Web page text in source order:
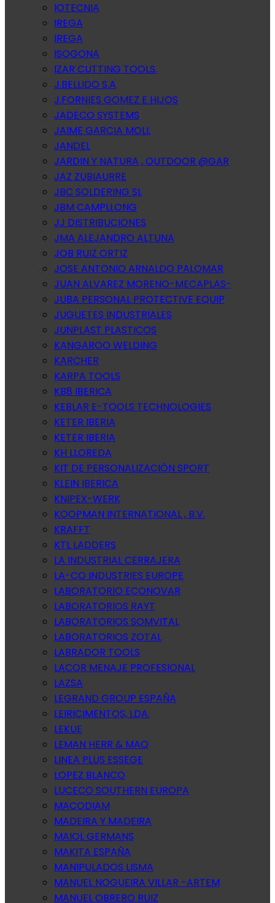
IOTECNIA
IREGA
IREGA
ISOGONA
IZAR CUTTING TOOLS.
J.BELLIDO S.A
J.FORNIES GOMEZ E HIJOS
JADECO SYSTEMS
JAIME GARCIA MOLL
JANDEL
JARDIN Y NATURA , OUTDOOR @GAR
JAZ ZUBIAURRE
JBC SOLDERING SL
JBM CAMPLLONG
JJ DISTRIBUCIONES
JMA ALEJANDRO ALTUNA
JOB RUIZ ORTIZ
JOSE ANTONIO ARNALDO PALOMAR
JUAN ALVAREZ MORENO-MECAPLAS-
JUBA PERSONAL PROTECTIVE EQUIP
JUGUETES INDUSTRIALES
JUNPLAST PLASTICOS
KANGAROO WELDING
KARCHER
KARPA TOOLS
KB8 IBERICA
KEBLAR E-TOOLS TECHNOLOGIES
KETER IBERIA
KETER IBERIA
KH LLOREDA
KIT DE PERSONALIZACIÓN SPORT
KLEIN IBERICA
KNIPEX-WERK
KOOPMAN INTERNATIONAL , B.V.
KRAFFT
KTL LADDERS
LA INDUSTRIAL CERRAJERA
LA-CO INDUSTRIES EUROPE
LABORATORIO ECONOVAR
LABORATORIOS RAYT
LABORATORIOS SOMVITAL
LABORATORIOS ZOTAL
LABRADOR TOOLS
LACOR MENAJE PROFESIONAL
LAZSA
LEGRAND GROUP ESPAÑA
LEIRICIMENTOS, LDA.
LEKUE
LEMAN HERR & MAQ
LINEA PLUS ESSEGE
LOPEZ BLANCO
LUCECO SOUTHERN EUROPA
MACODIAM
MADEIRA Y MADEIRA
MAIOL GERMANS
MAKITA ESPAÑA
MANIPULADOS LISMA
MANUEL NOGUEIRA VILLAR -ARTEM
MANUEL OBRERO RUIZ